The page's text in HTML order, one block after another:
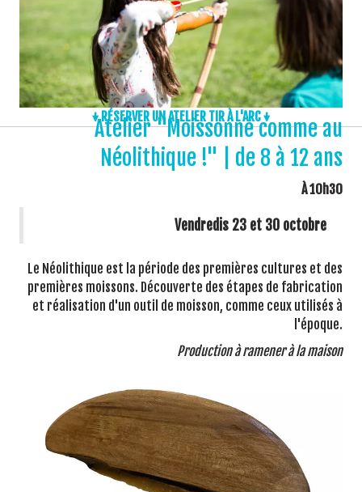
↓ RÉSERVER UN ATELIER TIR À L'ARC ↓
Atelier "Moissonne comme au
Néolithique !" | de 8 à 12 ans
À 10h30
Vendredis 23 et 30 octobre
Le Néolithique est la période des premières cultures et des
premières moissons. Découverte des étapes de fabrication
et réalisation d'un outil de moisson, comme ceux utilisés à
l'époque.
Production à ramener à la maison